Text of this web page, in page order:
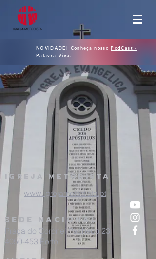
NOVIDADE! Conheça nossoPodCast -
Palavra Viva.
Igreja metodista
www.igrejametodista.pt
sede nacional
Praça do Coronel Pacheco 23
4050-453 Porto